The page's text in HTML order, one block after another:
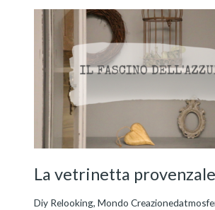
La vetrinetta provenzale
Diy Relooking,Mondo
La
vetrinetta
provenzale